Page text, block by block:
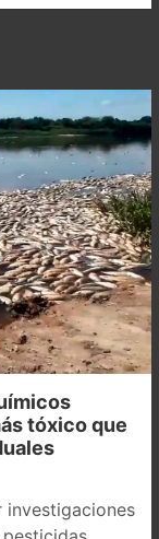
tóxico que
investigaciones